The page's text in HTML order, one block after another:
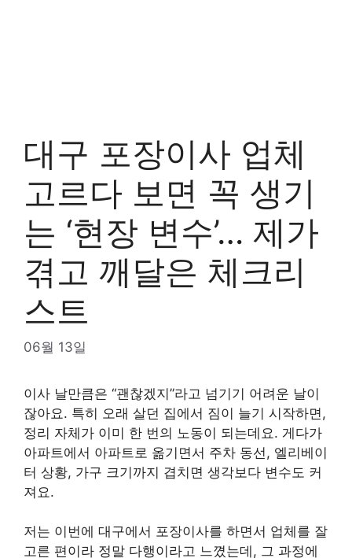
대구 포장이사 업체
고르다 보면 꼭 생기
는 ‘현장 변수’… 제가
겪고 깨달은 체크리
스트
06월 13일
이사 날만큼은 “괜찮겠지”라고 넘기기 어려운 날이
잖아요. 특히 오래 살던 집에서 짐이 늘기 시작하면,
정리 자체가 이미 한 번의 노동이 되는데요. 게다가
아파트에서 아파트로 옮기면서 주차 동선, 엘리베이
터 상황, 가구 크기까지 겹치면 생각보다 변수도 커
져요.
저는 이번에 대구에서 포장이사를 하면서 업체를 잘
고른 편이라 정말 다행이라고 느꼈는데, 그 과정에